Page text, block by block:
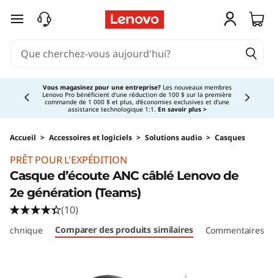
passer au contenu principal
Vous magasinez pour une entreprise?Les nouveaux membres
Lenovo Pro bénéficient d'une réduction de 100 $ sur la première
commande de 1 000 $ et plus, d'économies exclusives et d'une
assistance technologique 1:1. En savoir plus >
Currently displaying item 3 of 5
Accueil > Accessoires et logiciels > Solutions audio > Casques
PRÊT POUR L'EXPÉDITION
Casque d’écoute ANC câblé Lenovo de
2e génération (Teams)
(10)
technique Comparer des produits similaires Commentaires